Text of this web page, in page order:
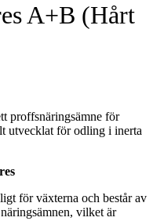
A+B (Hårt
proffsnäringsämne för
utvecklat för odling i inerta
för växterna och består av
vilket är